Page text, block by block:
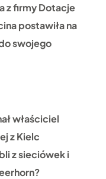
z firmy Dotacje
postawiła na
swojego
właściciel
z Kielc
z sieciówek i